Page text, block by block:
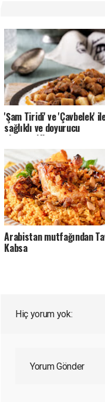
'Şam Tiridi' ve 'Çavbelek'
sağlıklı ve doyurucu
alternatifler
Arabistan mutfağından
Kabsa
Hiç yorum yok:
Yorum Gönder